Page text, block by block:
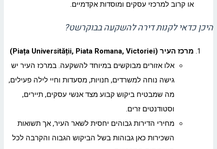
או קרוב למרכזי עסקים ומוסדות אקדמיים.
היכן כדאי לקנות דירה להשקעה בבוקרשט?
מרכז העיר (Piața Universității, Piata Romana, Victoriei)
אלו אזורים מבוקשים במיוחד להשקעה. במרכז העיר יש
גישה נוחה למשרדים, חנויות, מסעדות וחיי לילה פעילים,
מה שמבטיח ביקוש קבוע מצד אנשי עסקים, תיירים,
וסטודנטים זרים.
מחירי הדירות גבוהים יחסית לשאר העיר, אך תשואות
השכירות כאן גבוהות בשל הביקוש הגבוה והקרבה לכל